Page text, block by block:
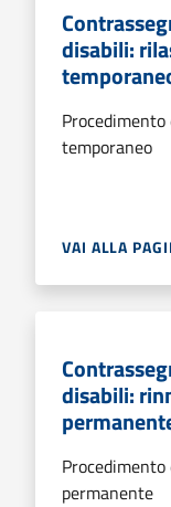
disabili:
temporaneo
VAI ALLA
disabili:
permanente